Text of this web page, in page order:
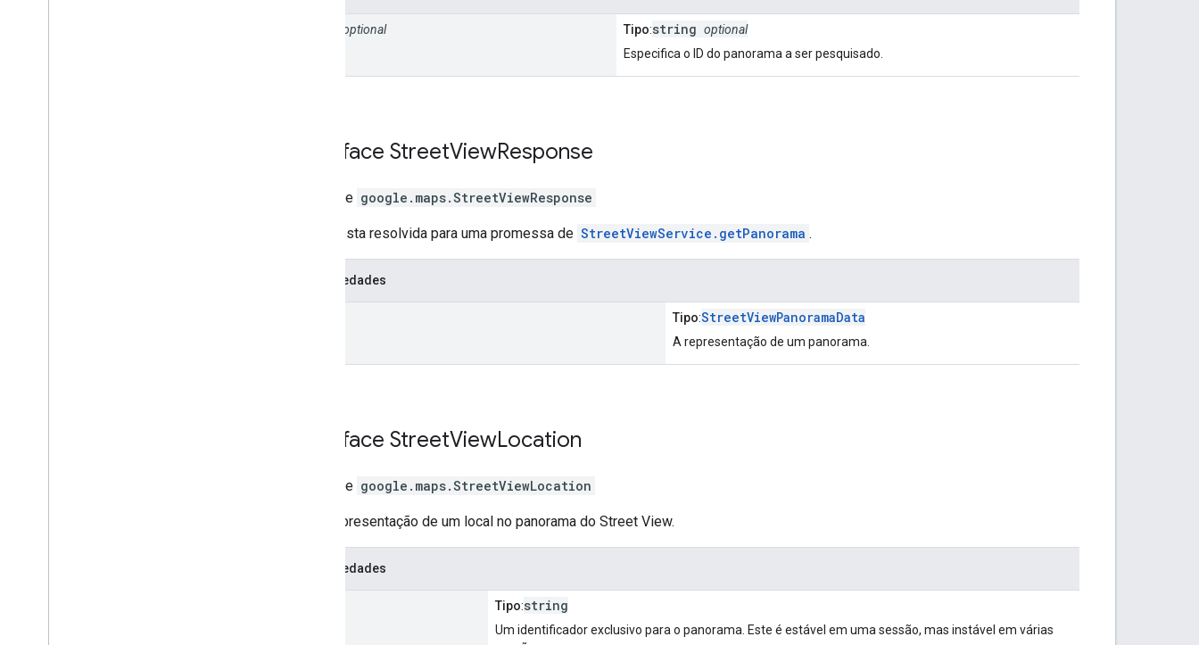
optional Tipo:string optional
Especifica o ID do panorama a ser pesquisado.
Interface StreetViewResponse
Interface google.maps.StreetViewResponse
A resposta resolvida para uma promessa de StreetViewService.getPanorama .
Propriedades
Tipo:StreetViewPanoramaData
A representação de um panorama.
Interface StreetViewLocation
Interface google.maps.StreetViewLocation
Uma representação de um local no panorama do Street View.
Propriedades
Tipo:string
Um identificador exclusivo para o panorama. Este é estável em uma sessão, mas instável em várias